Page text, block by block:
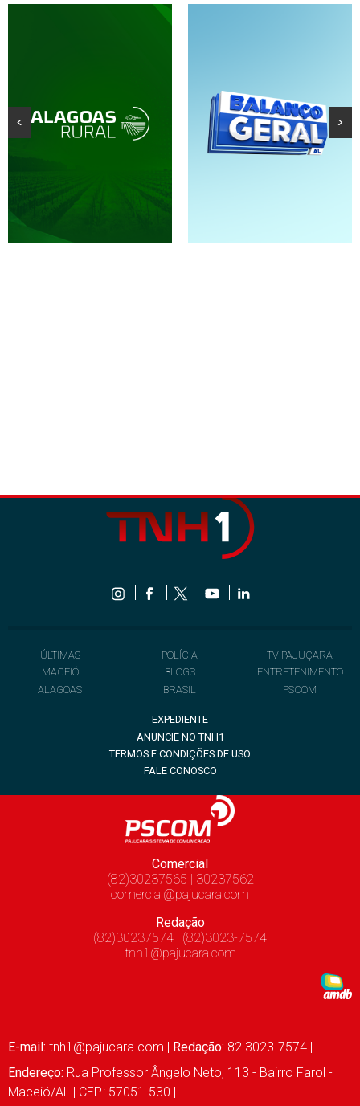
< >
ÚLTIMAS
MACEIÓ
ALAGOAS
POLÍCIA
BLOGS
BRASIL
TV PAJUÇARA
ENTRETENIMENTO
PSCOM
EXPEDIENTE
ANUNCIE NO TNH1
TERMOS E CONDIÇÕES DE USO
FALE CONOSCO
Comercial
(82)30237565 | 30237562
comercial@pajucara.com
Redação
(82)30237574 | (82)3023-7574
tnh1@pajucara.com
E-mail: tnh1@pajucara.com Redação: 82 3023-7574 |
Endereço: Rua Professor Ângelo Neto, 113 - Bairro Farol -
Maceió/AL | CEP.: 57051-530 |